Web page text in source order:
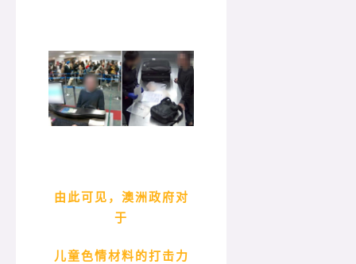
由此可见，澳洲政府对
于
儿童色情材料的打击力